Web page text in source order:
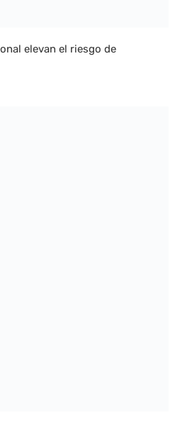
elevan el riesgo de